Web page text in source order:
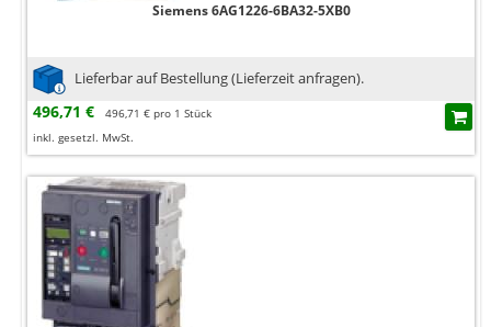
Siemens 6AG1226-6BA32-5XB0
Lieferbar auf Bestellung (Lieferzeit anfragen).
496,71 €
496,71 € pro 1 Stück
inkl. gesetzl. MwSt.